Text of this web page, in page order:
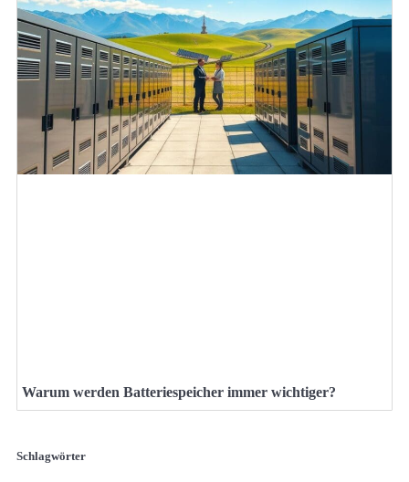
Warum werden Batteriespeicher immer wichtiger?
Schlagwörter